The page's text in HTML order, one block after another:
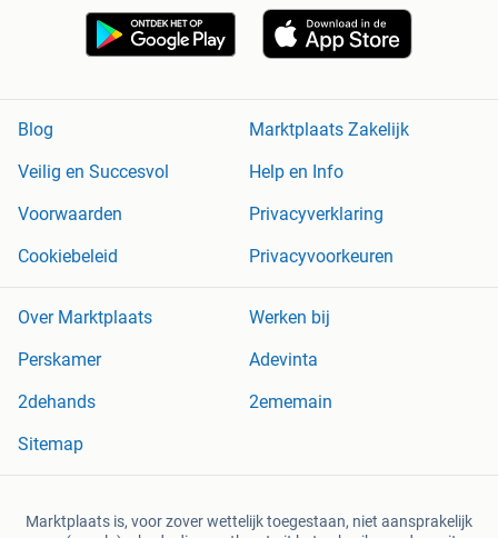
Blog
Marktplaats Zakelijk
Veilig en Succesvol
Help en Info
Voorwaarden
Privacyverklaring
Cookiebeleid
Privacyvoorkeuren
Over Marktplaats
Werken bij
Perskamer
Adevinta
2dehands
2ememain
Sitemap
Marktplaats is, voor zover wettelijk toegestaan, niet aansprakelijk